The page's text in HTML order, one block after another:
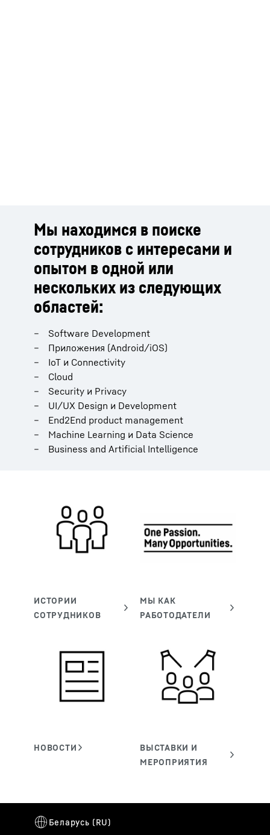
Мы находимся в поиске
сотрудников с интересами и
опытом в одной или
нескольких из следующих
областей:
Software Development
Приложения (Android/iOS)
IoT и Connectivity
Cloud
Security и Privacy
UI/UX Design и Development
End2End product management
Machine Learning и Data Science
Business and Artificial Intelligence